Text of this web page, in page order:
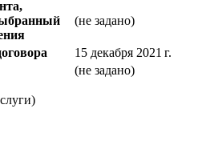
(не задано)
15 декабря 2021 г.
(не задано)